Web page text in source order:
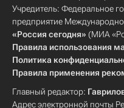
Учредитель: Федеральное
предприятие
«Россия сегодня» (МИА
Правила использования
Политика
Правила применения
Главный редактор:
Адрес электронной почты